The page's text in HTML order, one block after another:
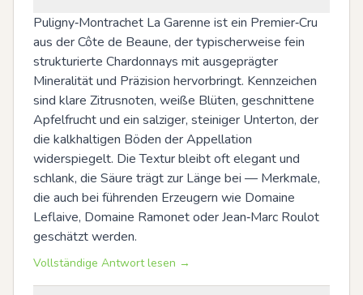
Puligny‑Montrachet La Garenne ist ein Premier‑Cru
aus der Côte de Beaune, der typischerweise fein
strukturierte Chardonnays mit ausgeprägter
Mineralität und Präzision hervorbringt. Kennzeichen
sind klare Zitrusnoten, weiße Blüten, geschnittene
Apfelfrucht und ein salziger, steiniger Unterton, der
die kalkhaltigen Böden der Appellation
widerspiegelt. Die Textur bleibt oft elegant und
schlank, die Säure trägt zur Länge bei — Merkmale,
die auch bei führenden Erzeugern wie Domaine
Leflaive, Domaine Ramonet oder Jean‑Marc Roulot
geschätzt werden.
Vollständige Antwort lesen →